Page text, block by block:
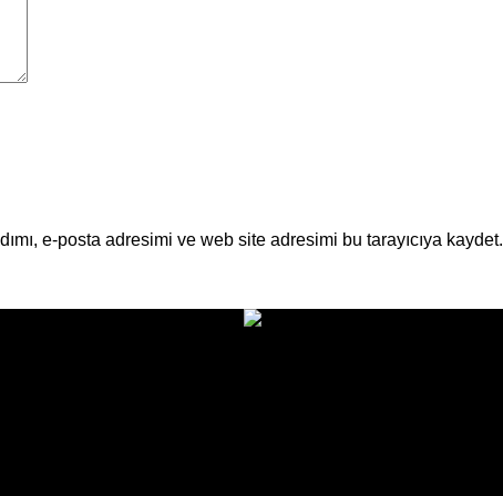
e-posta adresimi ve web site adresimi bu tarayıcıya kaydet.